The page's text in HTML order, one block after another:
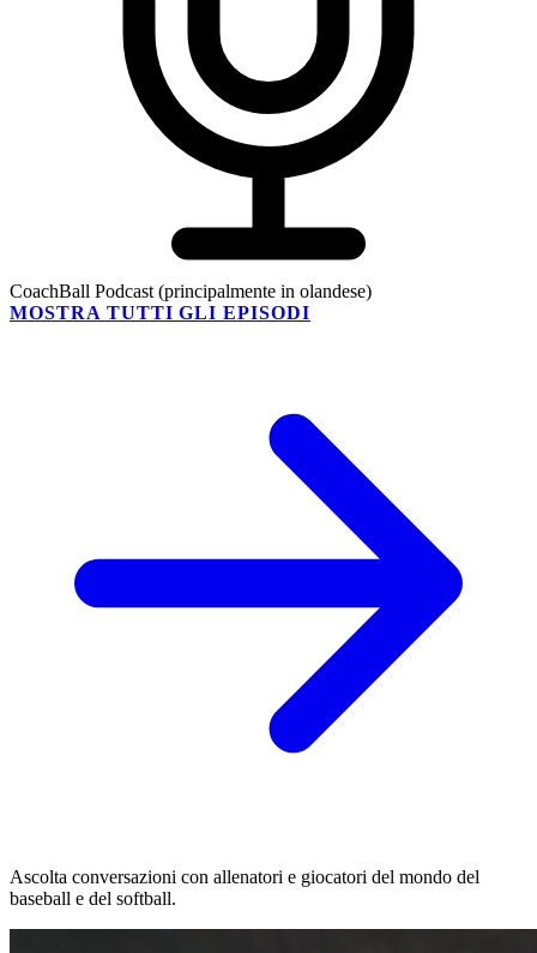
CoachBall Podcast (principalmente in olandese)
MOSTRA TUTTI GLI EPISODI
Ascolta conversazioni con allenatori e giocatori del mondo del
baseball e del softball.